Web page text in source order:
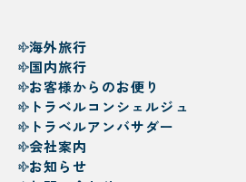
海外旅行
国内旅行
お客様からのお便り
トラベルコンシェルジュ
トラベルアンバサダー
会社案内
お知らせ